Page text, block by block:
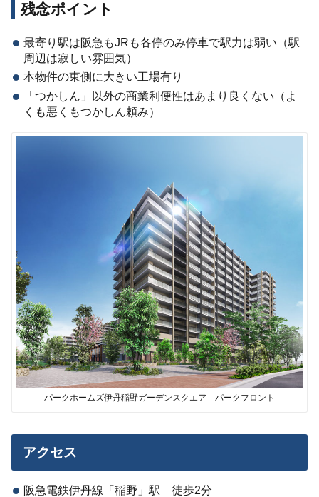
残念ポイント
最寄り駅は阪急もJRも各停のみ停車で駅力は弱い（駅
周辺は寂しい雰囲気）
本物件の東側に大きい工場有り
「つかしん」以外の商業利便性はあまり良くない（よ
くも悪くもつかしん頼み）
パークホームズ伊丹稲野ガーデンスクエア パークフロント
アクセス
阪急電鉄伊丹線「稲野」駅 徒歩2分